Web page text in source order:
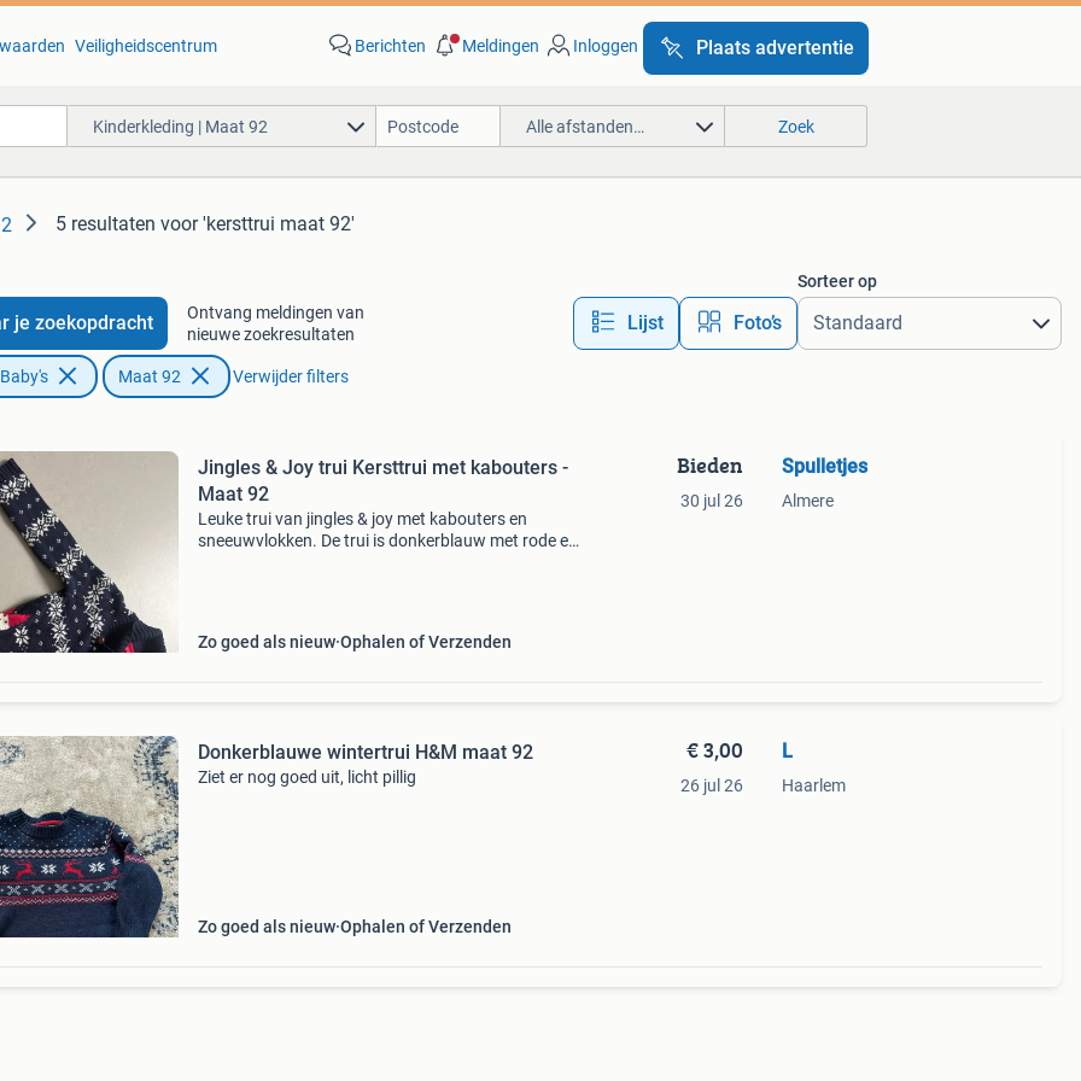
Veiligheidscentrum Berichten Meldingen Inloggen Plaats advertentie
Kinderkleding | Maat 92 Alle afstanden… Zoek
5 resultaten voor 'kersttrui maat 92'
je zoekopdracht
Ontvang meldingen van
nieuwe zoekresultaten
Lijst Foto’s
Sorteer op
Maat 92 Verwijder filters
Jingles & Joy trui Kersttrui met kabouters -
Maat 92
Leuke trui van jingles & joy met kabouters en
sneeuwvlokken. De trui is donkerblauw met rode en
Zo goed als nieuw Ophalen of Verzenden
Bieden
30 jul 26
Spulletjes
Almere
Donkerblauwe wintertrui H&M maat 92
Ziet er nog goed uit, licht pillig
Zo goed als nieuw Ophalen of Verzenden
€ 3,00
26 jul 26
L
Haarlem